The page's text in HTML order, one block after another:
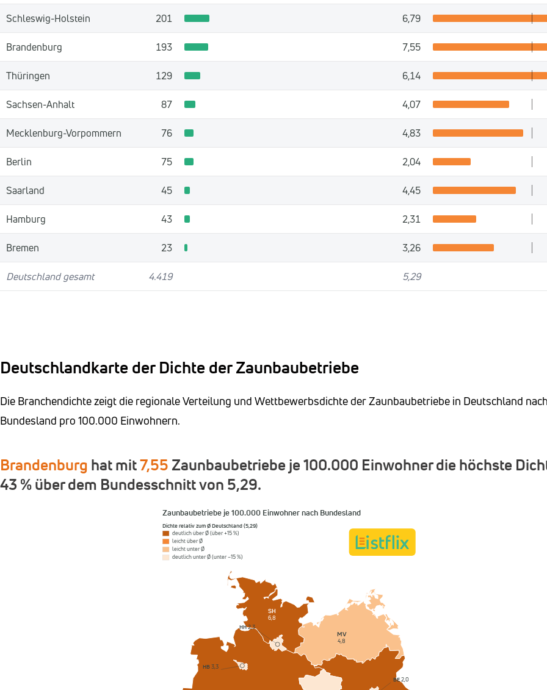
Schleswig-Holstein 201 6,79
Brandenburg 193 7,55
Thüringen 129 6,14
Sachsen-Anhalt 87 4,07
Mecklenburg-Vorpommern 76 4,83
Berlin 75 2,04
Saarland 45 4,45
Hamburg 43 2,31
Bremen 23 3,26
Deutschland gesamt 4.419 5,29
Deutschlandkarte der Dichte der Zaunbaubetriebe
Die Branchendichte zeigt die regionale Verteilung und Wettbewerbsdichte der Zaunbaubetriebe in Deutschland nach
Bundesland pro 100.000 Einwohnern.
Brandenburg hat mit7,55 Zaunbaubetriebe je 100.000 Einwohner die höchste
43 % über dem Bundesschnitt von 5,29.
Zaunbaubetriebe je 100.000 Einwohner nach Bundesland
Dichte relativ zum Ø Deutschland (5,29)
deutlich über Ø (über +15 %)
leicht über Ø
leicht unter Ø
deutlich unter Ø (unter −15 %)
MV
4,8
SH
6,8
BE2,0
HB3,3
HH2,3